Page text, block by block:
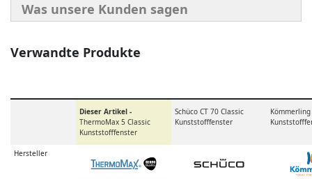
Was unsere Kunden sagen
Verwandte Produkte
Dieser Artikel -
ThermoMax 5 Classic
Kunststofffenster
Schüco CT 70 Classic
Kunststofffenster
Kömmerling
Hersteller